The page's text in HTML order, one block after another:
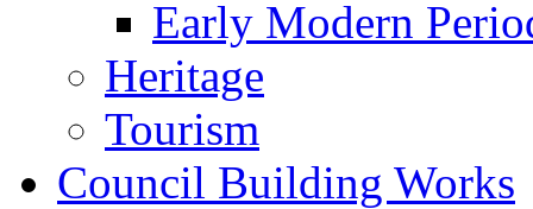
Early Modern
Heritage
Tourism
Council Building Works